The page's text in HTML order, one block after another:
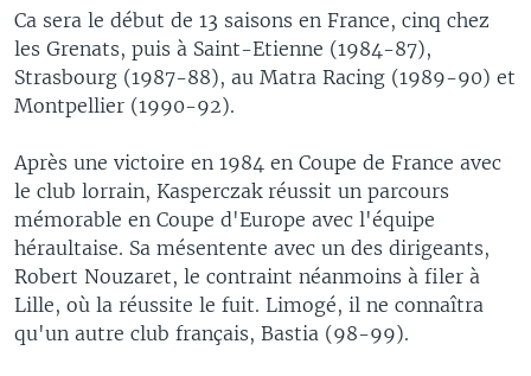
Ca sera le début de 13 saisons en France, cinq chez
les Grenats, puis à Saint-Etienne (1984-87),
Strasbourg (1987-88), au Matra Racing (1989-90) et
Montpellier (1990-92).
Après une victoire en 1984 en Coupe de France avec
le club lorrain, Kasperczak réussit un parcours
mémorable en Coupe d'Europe avec l'équipe
héraultaise. Sa mésentente avec un des dirigeants,
Robert Nouzaret, le contraint néanmoins à filer à
Lille, où la réussite le fuit. Limogé, il ne connaîtra
qu'un autre club français, Bastia (98-99).